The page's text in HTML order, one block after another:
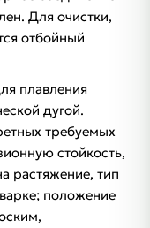
Для очистки,
отбойный
плавления
дугой.
требуемых
стойкость,
растяжение, тип
положение